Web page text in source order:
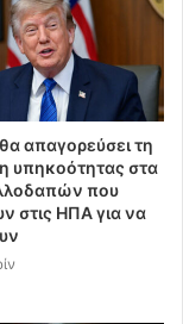
απαγορεύσει τη
υπηκοότητας στα
που
στις ΗΠΑ για να